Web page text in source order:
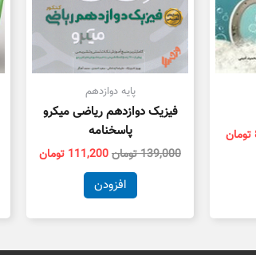
تومان
پایه دوازدهم
فیزیک دوازدهم ریاضی میکرو
پاسخنامه
139,000تومان111,200 تومان
افزودن